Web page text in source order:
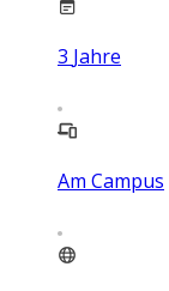
3 Jahre
Am Campus